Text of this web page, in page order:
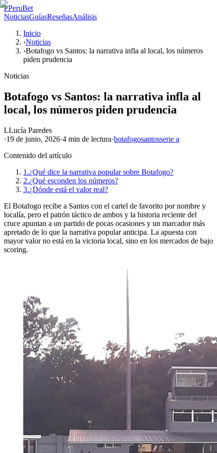
PPeruBet
NoticiasGuíasReseñasAnálisis
Inicio
›Noticias
›Botafogo vs Santos: la narrativa infla al local, los números
piden prudencia
Noticias
Botafogo vs Santos: la narrativa infla al
local, los números piden prudencia
LLucía Paredes
·19 de junio, 2026·4 min de lectura·botafogosantosserie a
Contenido del artículo
1.¿Qué dice la narrativa popular sobre Botafogo?
2.¿Qué esconden los números?
3.¿Dónde está el valor real?
El Botafogo recibe a Santos con el cartel de favorito por nombre y
localía, pero el patrón táctico de ambos y la historia reciente del
cruce apuntan a un partido de pocas ocasiones y un marcador más
apretado de lo que la narrativa popular anticipa. La apuesta con
mayor valor no está en la victoria local, sino en los mercados de bajo
scoring.